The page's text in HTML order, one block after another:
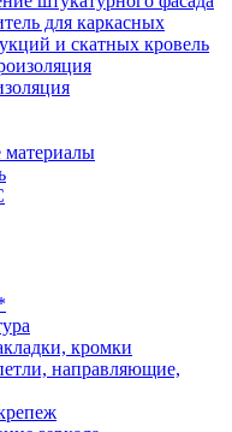
для каркасных
и скатных кровель
кромки
направляющие,